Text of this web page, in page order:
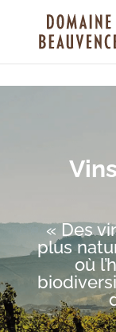
beauvence.com
« Des
plus
où